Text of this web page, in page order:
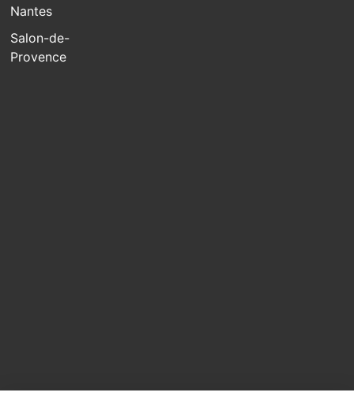
Nantes
Salon-de-
Provence